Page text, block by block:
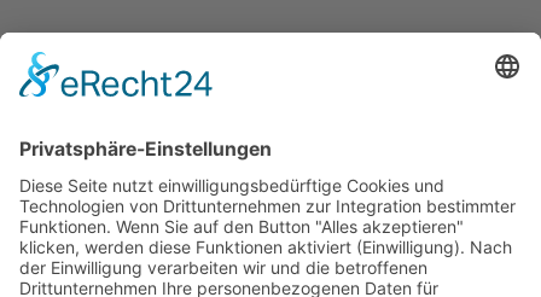
Get the Catalogues & Brochures
KONTAKT